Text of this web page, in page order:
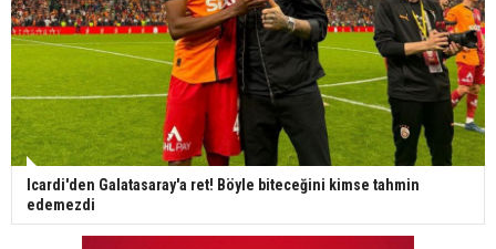
Icardi'den Galatasaray'a ret! Böyle biteceğini kimse tahmin
edemezdi